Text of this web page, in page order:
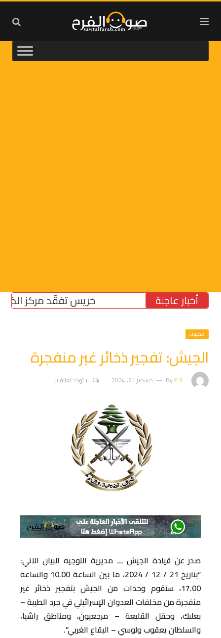
أخبار عاجلة خريس تفقّد مركز الضمان
محليات
الجيش: تفجير ذخائر غبر منفجرة
ByF.S ديسمبر 21, 2024 لا توجد تعليقات
صدر عن قيادة الجيش ـــ مديرية التوجيه البيان الآتي:
“بتاريخ 21 / 12 / 2024، ما بين الساعة 10.00 والساعة
17.00، ستقوم وحدات من الجيش بتفجير ذخائر غير
منفجرة من مخلفات العدوان الإسرائيلي في جرد الطيبة –
بعلبك، وحقل القليعة – مرجعيون، ومناطق راشيا،
والسلطان يعقوب ولوسي – البقاع الغربي”.